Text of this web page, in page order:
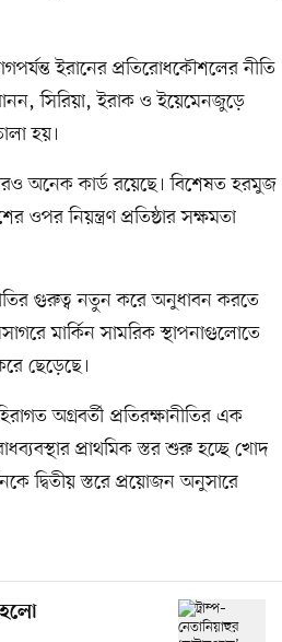
ইরানের প্রতিরোধকৌশলের নীতি
সিরিয়া, ইরাক ও ইয়েমেনজুড়ে
হয়।
অনেক কার্ড রয়েছে। বিশেষত হরমুজ
ওপর নিয়ন্ত্রণ প্রতিষ্ঠার সক্ষমতা
গুরুত্ব নতুন করে অনুধাবন করতে
মার্কিন সামরিক স্থাপনাগুলোতে
ছেড়েছে।
অগ্রবর্তী প্রতিরক্ষানীতির এক
প্রাথমিক স্তর শুরু হচ্ছে খোদ
দ্বিতীয় স্তরে প্রয়োজন অনুসারে
হলো